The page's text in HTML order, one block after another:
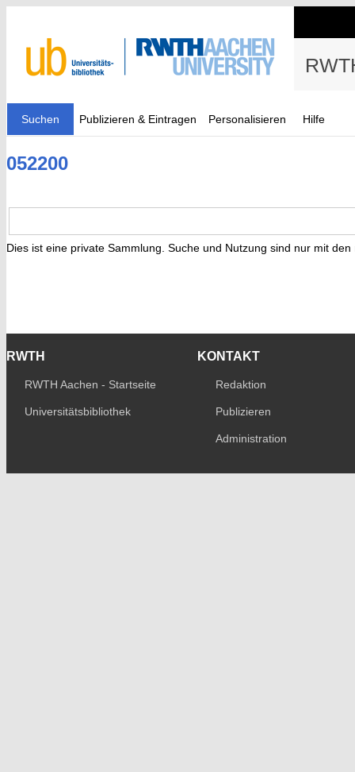
Suchen Publizieren & Eintragen Personalisieren Hilfe
052200
Dies ist eine private Sammlung. Suche und Nutzung sind nur mit
RWTH
RWTH Aachen - Startseite
Universitätsbibliothek
KONTAKT
Redaktion
Publizieren
Administration